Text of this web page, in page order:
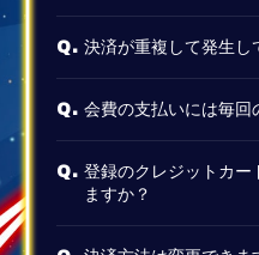
Q. 決済が重複して発生し
Q. 会費の支払いには毎回
Q. 登録のクレジットカー
ますか？